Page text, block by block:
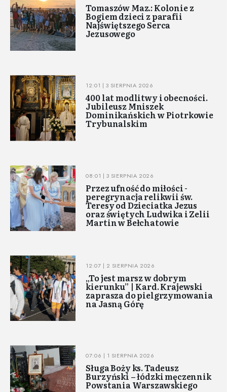
Tomaszów Maz.: Kolonie z
Bogiem dzieci z parafii
Najświętszego Serca
Jezusowego
12:01 | 3 SIERPNIA 2026
400 lat modlitwy i obecności.
Jubileusz Mniszek
Dominikańskich w Piotrkowie
Trybunalskim
08:01 | 3 SIERPNIA 2026
Przez ufność do miłości -
peregrynacja relikwii św.
Teresy od Dzieciatka Jezus
oraz świętych Ludwika i Zelii
Martin w Bełchatowie
12:07 | 2 SIERPNIA 2026
„To jest marsz w dobrym
kierunku” | Kard. Krajewski
zaprasza do pielgrzymowania
na Jasną Górę
07:06 | 1 SIERPNIA 2026
Sługa Boży ks. Tadeusz
Burzyński – łódzki męczennik
Powstania Warszawskiego